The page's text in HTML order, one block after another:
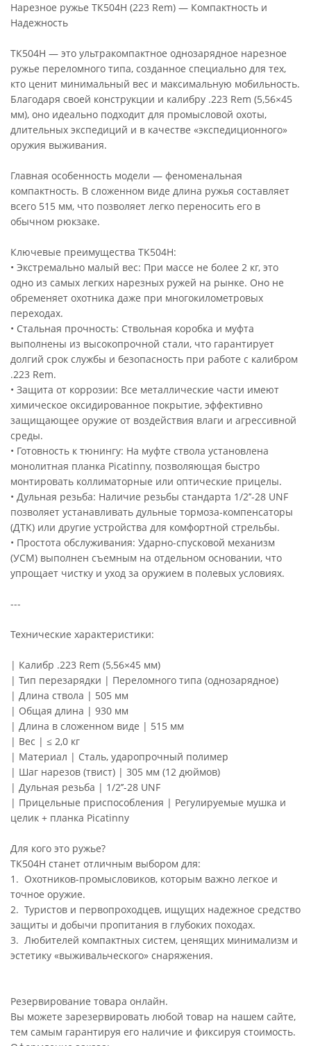
Нарезное ружье ТК504Н (223 Rem) — Компактность и
Надежность
ТК504Н — это ультракомпактное однозарядное нарезное
ружье переломного типа, созданное специально для тех,
кто ценит минимальный вес и максимальную мобильность.
Благодаря своей конструкции и калибру .223 Rem (5,56×45
мм), оно идеально подходит для промысловой охоты,
длительных экспедиций и в качестве «экспедиционного»
оружия выживания.
Главная особенность модели — феноменальная
компактность. В сложенном виде длина ружья составляет
всего 515 мм, что позволяет легко переносить его в
обычном рюкзаке.
Ключевые преимущества ТК504Н:
• Экстремально малый вес: При массе не более 2 кг, это
одно из самых легких нарезных ружей на рынке. Оно не
обременяет охотника даже при многокилометровых
переходах.
• Стальная прочность: Ствольная коробка и муфта
выполнены из высокопрочной стали, что гарантирует
долгий срок службы и безопасность при работе с калибром
.223 Rem.
• Защита от коррозии: Все металлические части имеют
химическое оксидированное покрытие, эффективно
защищающее оружие от воздействия влаги и агрессивной
среды.
• Готовность к тюнингу: На муфте ствола установлена
монолитная планка Picatinny, позволяющая быстро
монтировать коллиматорные или оптические прицелы.
• Дульная резьба: Наличие резьбы стандарта 1/2’’-28 UNF
позволяет устанавливать дульные тормоза-компенсаторы
(ДТК) или другие устройства для комфортной стрельбы.
• Простота обслуживания: Ударно-спусковой механизм
(УСМ) выполнен съемным на отдельном основании, что
упрощает чистку и уход за оружием в полевых условиях.
---
Технические характеристики:
| Калибр .223 Rem (5,56×45 мм)
| Тип перезарядки | Переломного типа (однозарядное)
| Длина ствола | 505 мм
| Общая длина | 930 мм
| Длина в сложенном виде | 515 мм
| Вес | ≤ 2,0 кг
| Материал | Сталь, ударопрочный полимер
| Шаг нарезов (твист) | 305 мм (12 дюймов)
| Дульная резьба | 1/2’’-28 UNF
| Прицельные приспособления | Регулируемые мушка и
целик + планка Picatinny
Для кого это ружье?
ТК504Н станет отличным выбором для:
1. Охотников-промысловиков, которым важно легкое и
точное оружие.
2. Туристов и первопроходцев, ищущих надежное средство
защиты и добычи пропитания в глубоких походах.
3. Любителей компактных систем, ценящих минимализм и
эстетику «выживальческого» снаряжения.
Резервирование товара онлайн.
Вы можете зарезервировать любой товар на нашем сайте,
тем самым гарантируя его наличие и фиксируя стоимость.